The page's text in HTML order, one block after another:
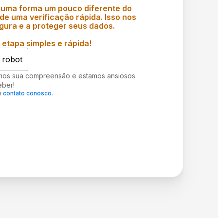
forma um pouco diferente do
uma verificação rápida. Isso nos
e a proteger seus dados.
simples e rápida!
robot
sua compreensão e estamos ansiosos
contato conosco.